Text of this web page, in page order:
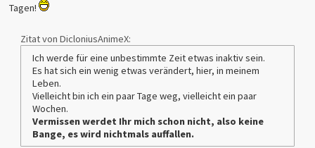
Tagen!
Zitat von DicloniusAnimeX:
Ich werde für eine unbestimmte Zeit etwas inaktiv sein.
Es hat sich ein wenig etwas verändert, hier, in meinem
Leben.
Vielleicht bin ich ein paar Tage weg, vielleicht ein paar
Wochen.
Vermissen werdet Ihr mich schon nicht, also keine
Bange, es wird nichtmals auffallen.